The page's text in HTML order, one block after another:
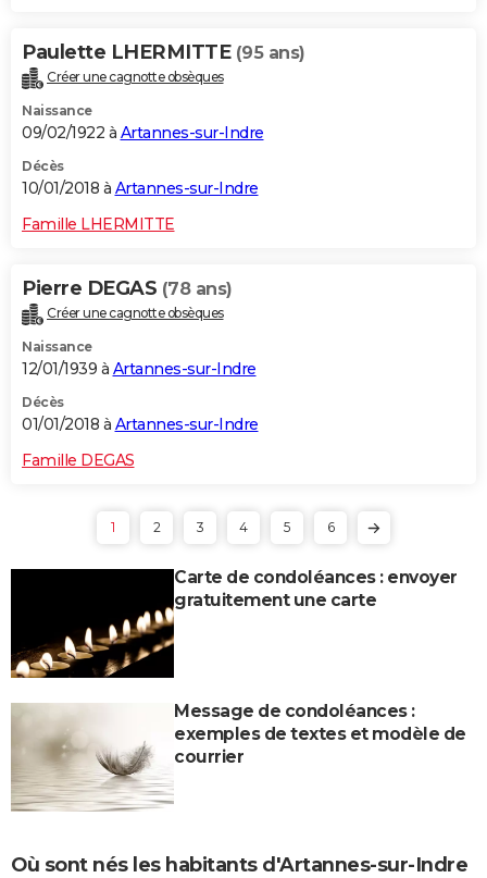
Paulette LHERMITTE (95 ans)
Créer une cagnotte obsèques
Naissance
09/02/1922 à Artannes-sur-Indre
Décès
10/01/2018 à Artannes-sur-Indre
Famille LHERMITTE
Pierre DEGAS (78 ans)
Créer une cagnotte obsèques
Naissance
12/01/1939 à Artannes-sur-Indre
Décès
01/01/2018 à Artannes-sur-Indre
Famille DEGAS
1 2 3 4 5 6
Carte de condoléances : envoyer
gratuitement une carte
Message de condoléances :
exemples de textes et modèle de
courrier
Où sont nés les habitants d'Artannes-sur-Indre